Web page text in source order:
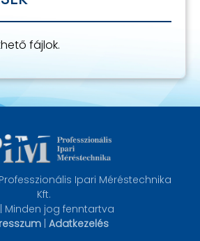
fájlok.
Ipari Méréstechnika
Kft.
Minden jog fenntartva
| Adatkezelés